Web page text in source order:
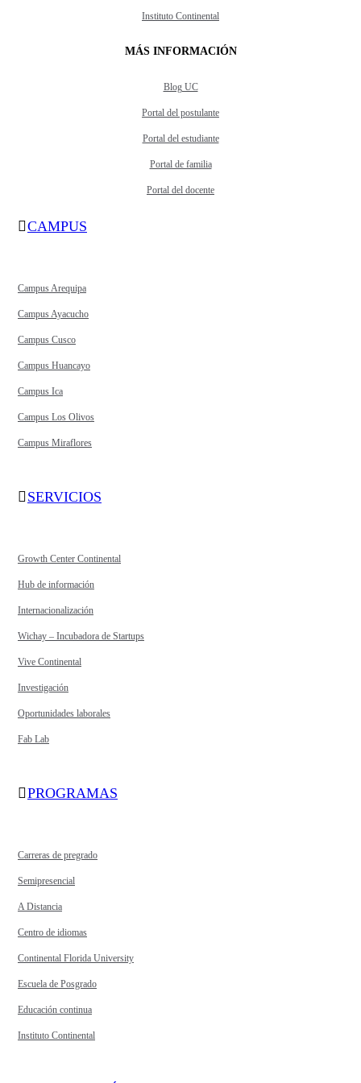
Instituto Continental
MÁS INFORMACIÓN
Blog UC
Portal del postulante
Portal del estudiante
Portal de familia
Portal del docente
CAMPUS
Campus Arequipa
Campus Ayacucho
Campus Cusco
Campus Huancayo
Campus Ica
Campus Los Olivos
Campus Miraflores
SERVICIOS
Growth Center Continental
Hub de información
Internacionalización
Wichay – Incubadora de Startups
Vive Continental
Investigación
Oportunidades laborales
Fab Lab
PROGRAMAS
Carreras de pregrado
Semipresencial
A Distancia
Centro de idiomas
Continental Florida University
Escuela de Posgrado
Educación continua
Instituto Continental